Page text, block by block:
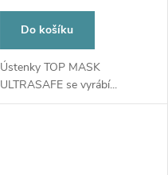
Do košíku
Ústenky TOP MASK
ULTRASAFE se vyrábí...